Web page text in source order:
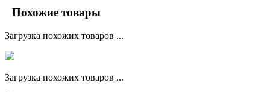
Похожие товары
Загрузка похожих товаров ...
Загрузка похожих товаров ...